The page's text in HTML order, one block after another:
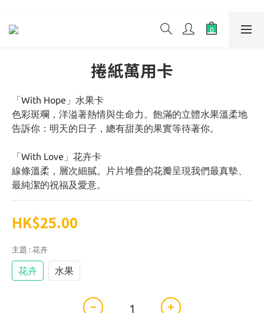
捲紙萬用卡
「With Hope」水果卡
色彩斑斕，洋溢著熱情與生命力。飽滿的立體水果溫柔地
告訴你：明天的日子，總有甜美的果實等待著你。
「With Love」花卉卡
線條溫柔，層次細膩。片片堆疊的花瓣呈現我們最真摰、
最純潔的祝福及愛意。
HK$25.00
主題 : 花卉
花卉 水果